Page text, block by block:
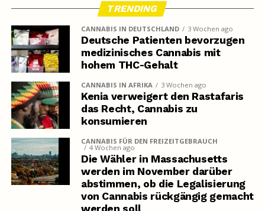
TRENDING
CANNABIS IN DEUTSCHLAND 3 Wochen ago
Deutsche Patienten bevorzugen
medizinisches Cannabis mit
hohem THC-Gehalt
CANNABIS IN AFRIKA 3 Wochen ago
Kenia verweigert den Rastafaris
das Recht, Cannabis zu
konsumieren
CANNABIS FÜR DEN FREIZEITGEBRAUCH
4 Wochen ago
Die Wähler in Massachusetts
werden im November darüber
abstimmen, ob die Legalisierung
von Cannabis rückgängig gemacht